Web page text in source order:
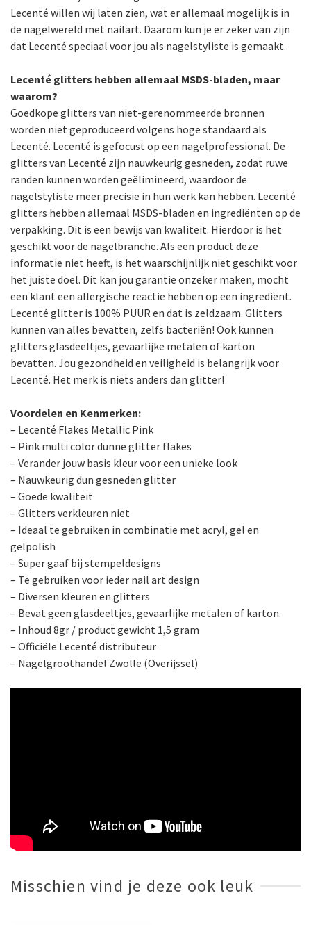
Lecenté willen wij laten zien, wat er allemaal mogelijk is in
de nagelwereld met nailart. Daarom kun je er zeker van zijn
dat Lecenté speciaal voor jou als nagelstyliste is gemaakt.
Lecenté glitters hebben allemaal MSDS-bladen, maar
waarom?
Goedkope glitters van niet-gerenommeerde bronnen
worden niet geproduceerd volgens hoge standaard als
Lecenté. Lecenté is gefocust op een nagelprofessional. De
glitters van Lecenté zijn nauwkeurig gesneden, zodat ruwe
randen kunnen worden geëlimineerd, waardoor de
nagelstyliste meer precisie in hun werk kan hebben. Lecenté
glitters hebben allemaal MSDS-bladen en ingrediënten op de
verpakking. Dit is een bewijs van kwaliteit. Hierdoor is het
geschikt voor de nagelbranche. Als een product deze
informatie niet heeft, is het waarschijnlijk niet geschikt voor
het juiste doel. Dit kan jou garantie onzeker maken, mocht
een klant een allergische reactie hebben op een ingrediënt.
Lecenté glitter is 100% PUUR en dat is zeldzaam. Glitters
kunnen van alles bevatten, zelfs bacteriën! Ook kunnen
glitters glasdeeltjes, gevaarlijke metalen of karton
bevatten. Jou gezondheid en veiligheid is belangrijk voor
Lecenté. Het merk is niets anders dan glitter!
Voordelen en Kenmerken:
– Lecenté Flakes Metallic Pink
– Pink multi color dunne glitter flakes
– Verander jouw basis kleur voor een unieke look
– Nauwkeurig dun gesneden glitter
– Goede kwaliteit
– Glitters verkleuren niet
– Ideaal te gebruiken in combinatie met acryl, gel en
gelpolish
– Super gaaf bij stempeldesigns
– Te gebruiken voor ieder nail art design
– Diversen kleuren en glitters
– Bevat geen glasdeeltjes, gevaarlijke metalen of karton.
– Inhoud 8gr / product gewicht 1,5 gram
– Officiële Lecenté distributeur
– Nagelgroothandel Zwolle (Overijssel)
Misschien vind je deze ook leuk